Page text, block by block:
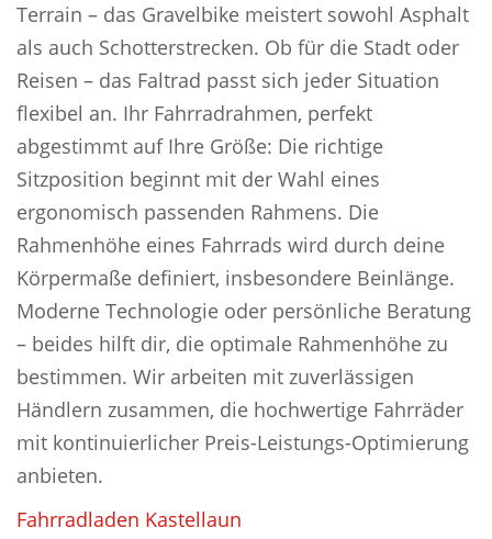
Terrain – das Gravelbike meistert sowohl Asphalt
als auch Schotterstrecken. Ob für die Stadt oder
Reisen – das Faltrad passt sich jeder Situation
flexibel an. Ihr Fahrradrahmen, perfekt
abgestimmt auf Ihre Größe: Die richtige
Sitzposition beginnt mit der Wahl eines
ergonomisch passenden Rahmens. Die
Rahmenhöhe eines Fahrrads wird durch deine
Körpermaße definiert, insbesondere Beinlänge.
Moderne Technologie oder persönliche Beratung
– beides hilft dir, die optimale Rahmenhöhe zu
bestimmen. Wir arbeiten mit zuverlässigen
Händlern zusammen, die hochwertige Fahrräder
mit kontinuierlicher Preis-Leistungs-Optimierung
anbieten.
Fahrradladen Kastellaun